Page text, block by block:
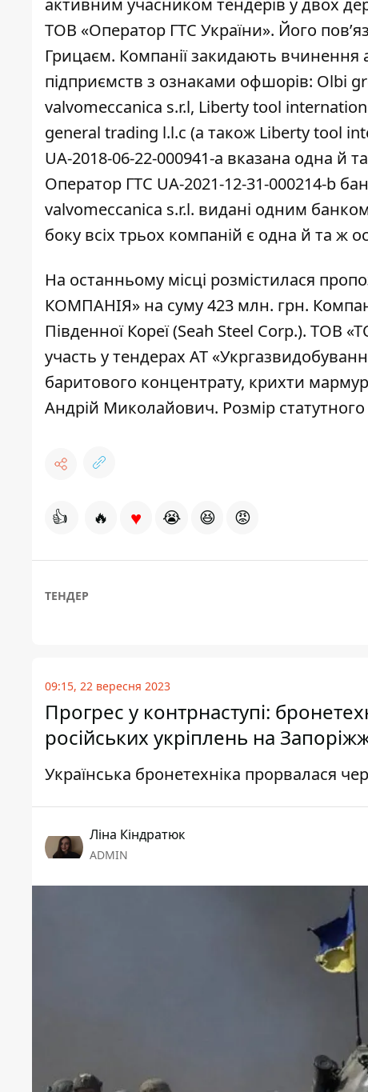
активним учасником тендерів у двох
ТОВ «Оператор ГТС України». Його
Грицаєм. Компанії закидають вчинення
підприємств з ознаками офшорів: Olbi
valvomeccanica s.r.l, Liberty tool
general trading l.l.c (а також Liberty tool
UA-2018-06-22-000941-а вказана одна й
Оператор ГТС UA-2021-12-31-000214-b
valvomeccanica s.r.l. видані одним
боку всіх трьох компаній є одна й та ж
На останньому місці розмістилася
КОМПАНІЯ» на суму 423 млн. грн.
Південної Кореї (Seah Steel Corp.).
участь у тендерах АТ
баритового концентрату, крихти
Андрій Миколайович. Розмір
👍 🔥 ♥ 😭 😆 😡
ТЕНДЕР
09:15, 22 вересня 2023
Прогрес у контрнаступі:
російських укріплень на
Українська бронетехніка прорвалася
Ліна Кіндратюк
ADMIN